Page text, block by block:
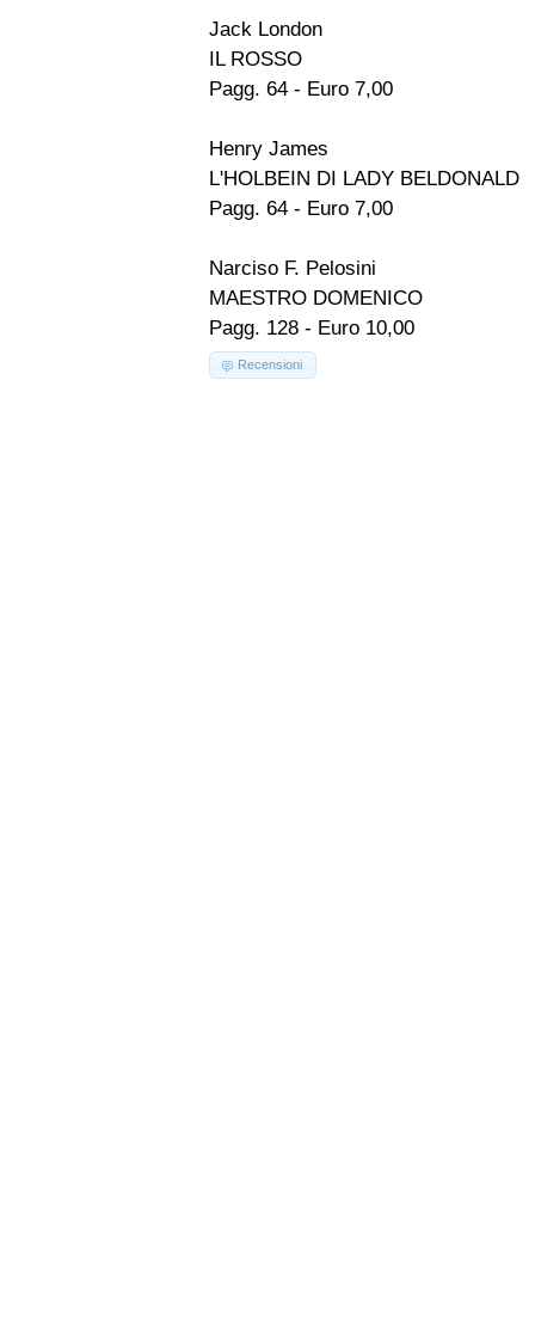
Jack London
IL ROSSO
Pagg. 64 - Euro 7,00
Henry James
L'HOLBEIN DI LADY BELDONALD
Pagg. 64 - Euro 7,00
Narciso F. Pelosini
MAESTRO DOMENICO
Pagg. 128 - Euro 10,00
Recensioni